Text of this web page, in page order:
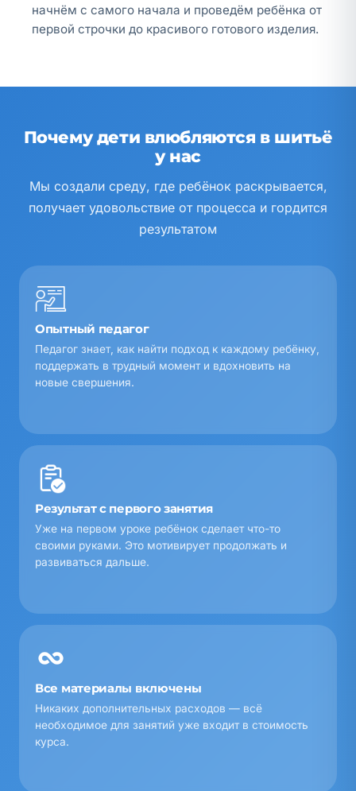
начнём с самого начала и проведём ребёнка от
первой строчки до красивого готового изделия.
Почему дети влюбляются в шитьё
у нас
Мы создали среду, где ребёнок раскрывается,
получает удовольствие от процесса и гордится
результатом
Опытный педагог
Педагог знает, как найти подход к каждому ребёнку,
поддержать в трудный момент и вдохновить на
новые свершения.
Результат с первого занятия
Уже на первом уроке ребёнок сделает что-то
своими руками. Это мотивирует продолжать и
развиваться дальше.
Все материалы включены
Никаких дополнительных расходов — всё
необходимое для занятий уже входит в стоимость
курса.